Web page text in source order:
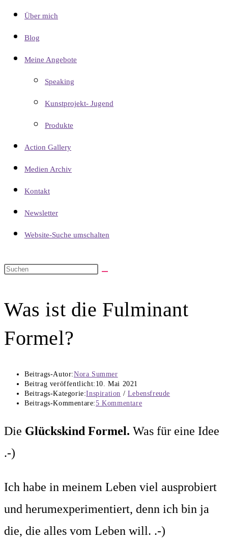
Über mich
Blog
Meine Angebote
Speaking
Kunstprojekt- Jugend
Produkte
Action Gallery
Medien Archiv
Kontakt
Newsletter
Website-Suche umschalten
Was ist die Fulminant
Formel?
Beitrags-Autor:Nora Summer
Beitrag veröffentlicht: 10. Mai 2021
Beitrags-Kategorie:Inspiration / Lebensfreude
Beitrags-Kommentare:5 Kommentare
Die Glückskind Formel. Was für eine Idee
.-)
Ich habe in meinem Leben viel ausprobiert
und herumexperimentiert, denn ich bin ja
die, die alles vom Leben will. .-)